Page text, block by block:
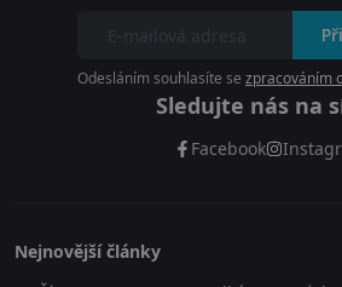
Odesláním souhlasíte se zpracováním
Sledujte nás na
Facebook
Nejnovější články